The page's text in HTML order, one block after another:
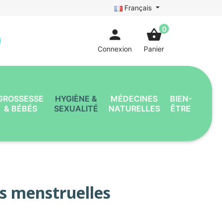
Français
person
Connexion
shopping_basket0
Panier
& BÉBÉS
HYGIÈNE &
SEXUALITÉ
MÉDECINES
NATURELLES
BIEN-
ÊTRE
menstruelles